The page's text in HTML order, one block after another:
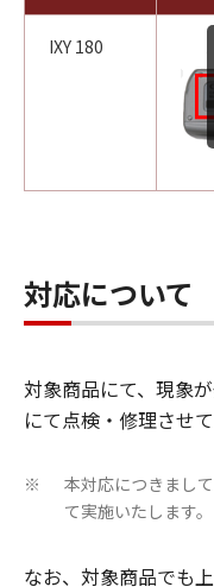
IXY 180
対応について
対象商品にて、現象
にて点検・修理させ
※
本対応につきまし
て実施いたします。
なお、対象商品でも